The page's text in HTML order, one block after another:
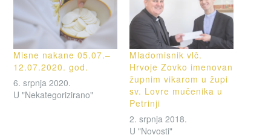
Misne nakane 05.07.–
12.07.2020. god.
6. srpnja 2020.
U "Nekategorizirano"
Mladomisnik vlč.
Hrvoje Zovko imenovan
župnim vikarom u župi
sv. Lovre mučenika u
Petrinji
2. srpnja 2018.
U "Novosti"